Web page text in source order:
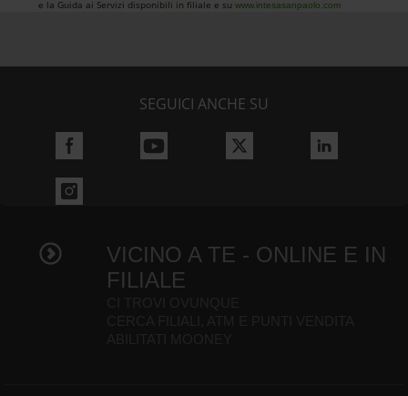
e la Guida ai Servizi disponibili in filiale e suwww.intesasanpaolo.com
SEGUICI ANCHE SU
VICINO A TE - ONLINE E IN
FILIALE